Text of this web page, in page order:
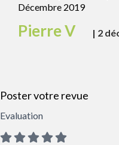
Décembre 2019
Pierre V | 2
Poster votre revue
Evaluation